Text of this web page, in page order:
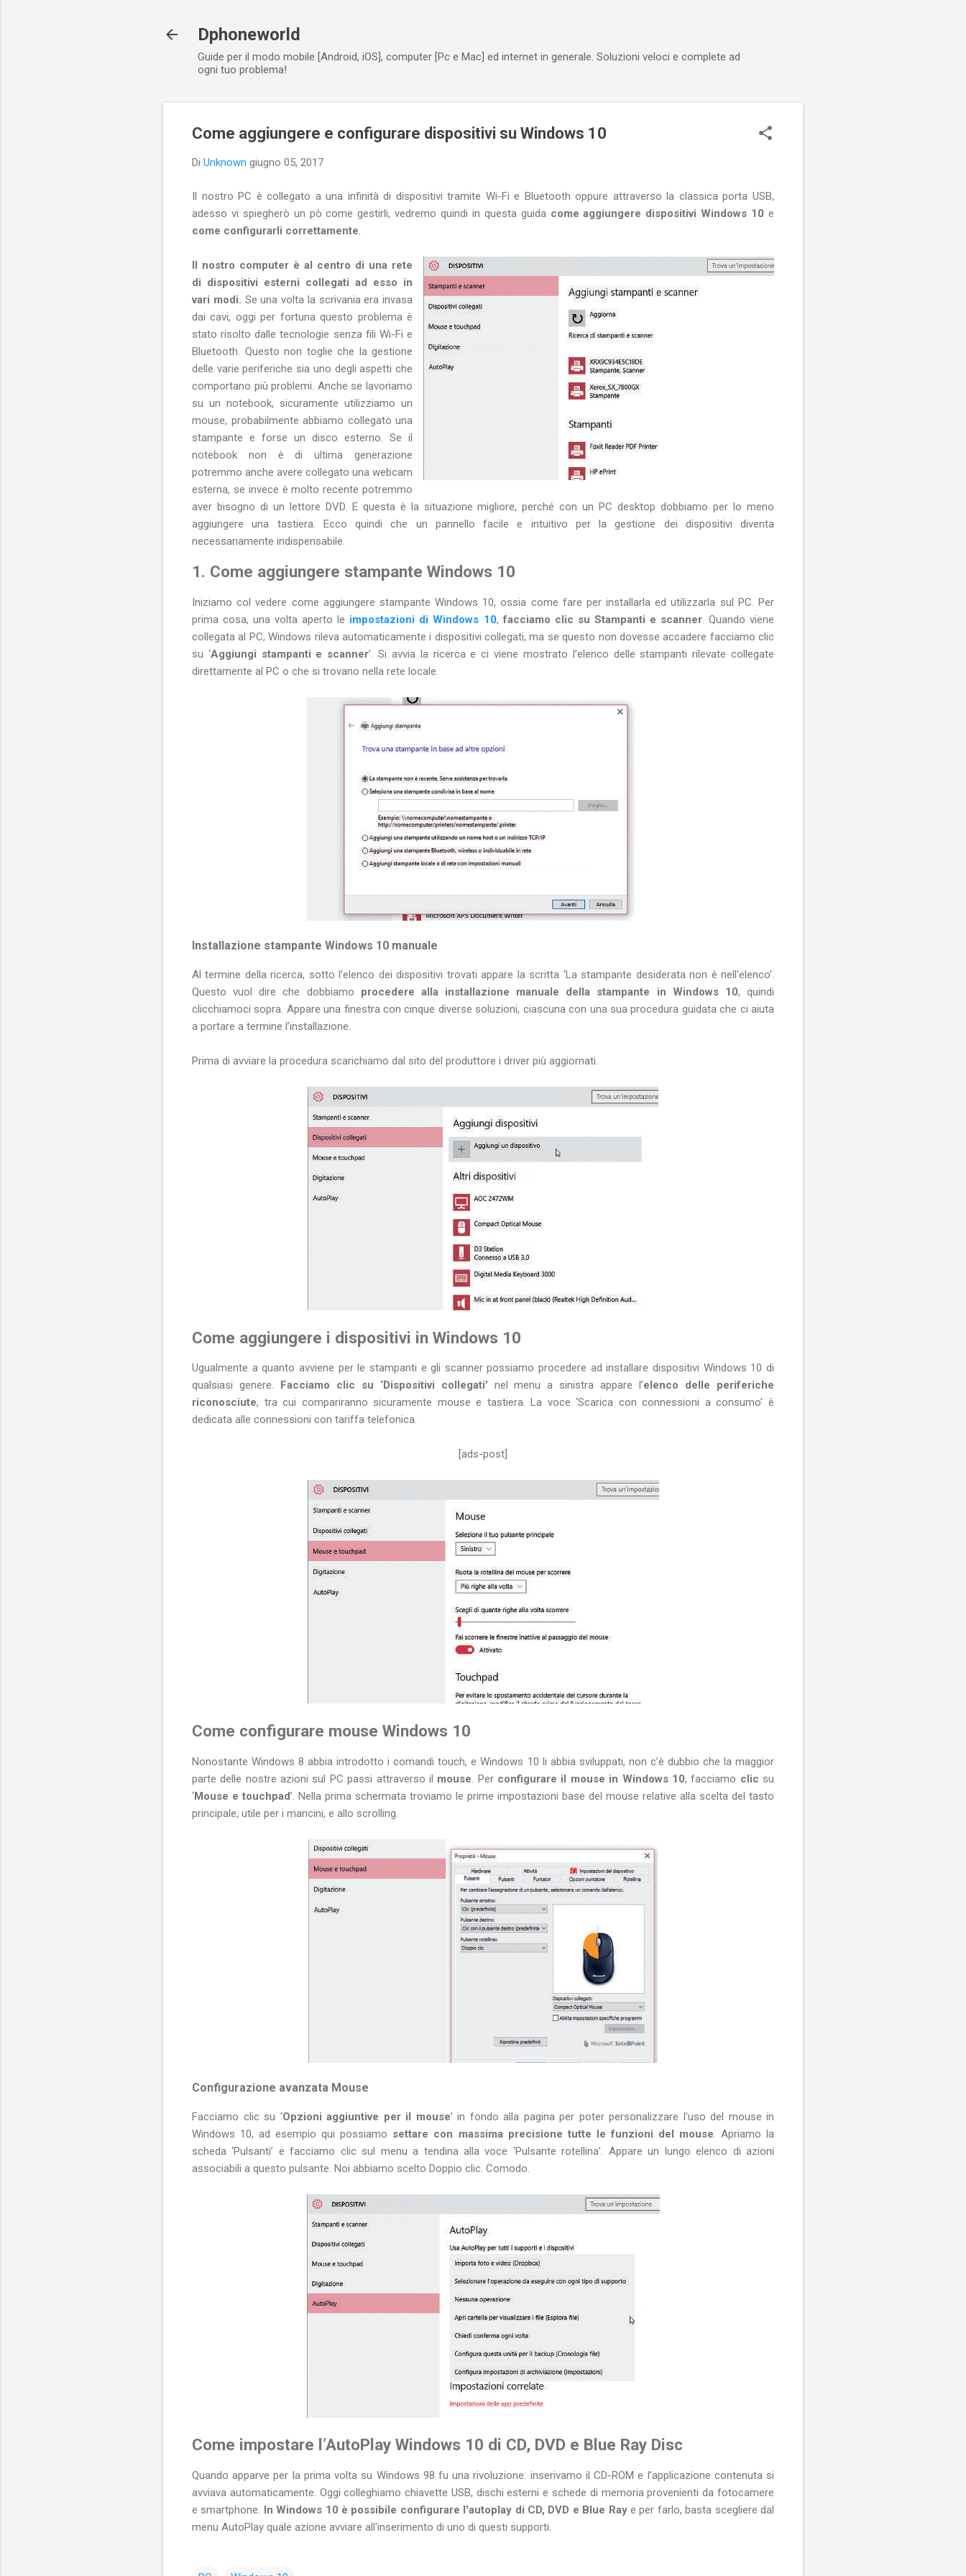
Dphoneworld
Guide per il modo mobile [Android, iOS], computer [Pc e Mac] ed internet in generale. Soluzioni veloci e complete ad
ogni tuo problema!
Come aggiungere e configurare dispositivi su Windows 10
Di Unknown giugno 05, 2017
Il nostro PC è collegato a una infinità di dispositivi tramite Wi-Fi e Bluetooth oppure attraverso la classica porta USB,
adesso vi spiegherò un pò come gestirli, vedremo quindi in questa guida come aggiungere dispositivi Windows 10 e
come configurarli correttamente
Il nostro computer è al centro di una rete
di dispositivi esterni collegati ad esso in
vari modi. Se una volta la scrivania era invasa
dai cavi, oggi per fortuna questo problema è
stato risolto dalle tecnologie senza fili Wi-Fi e
Bluetooth. Questo non toglie che la gestione
delle varie periferiche sia uno degli aspetti che
comportano più problemi. Anche se lavoriamo
su un notebook, sicuramente utilizziamo un
mouse, probabilmente abbiamo collegato una
stampante e forse un disco esterno. Se il
notebook non è di ultima generazione
potremmo anche avere collegato una webcam
esterna, se invece è molto recente potremmo
aver bisogno di un lettore DVD. E questa è la situazione migliore, perché con un PC desktop dobbiamo per lo meno
aggiungere una tastiera. Ecco quindi che un pannello facile e intuitivo per la gestione dei dispositivi diventa
necessariamente indispensabile.
1. Come aggiungere stampante Windows 10
Iniziamo col vedere come aggiungere stampante Windows 10, ossia come fare per installarla ed utilizzarla sul PC. Per
prima cosa, una volta aperto le impostazioni di Windows 10,facciamo clic su Stampanti e scanner. Quando viene
collegata al PC, Windows rileva automaticamente i dispositivi collegati, ma se questo non dovesse accadere facciamo clic
su ‘Aggiungi stampanti e scanner’. Si avvia la ricerca e ci viene mostrato l’elenco delle stampanti rilevate collegate
direttamente al PC o che si trovano nella rete locale.
Installazione stampante Windows 10 manuale
Al termine della ricerca, sotto l’elenco dei dispositivi trovati appare la scritta ‘La stampante desiderata non è nell'elenco’.
Questo vuol dire che dobbiamo procedere alla installazione manuale della stampante in Windows 10, quindi
clicchiamoci sopra. Appare una finestra con cinque diverse soluzioni, ciascuna con una sua procedura guidata che ci aiuta
a portare a termine l’installazione.
Prima di avviare la procedura scarichiamo dal sito del produttore i driver più aggiornati.
Come aggiungere i dispositivi in Windows 10
Ugualmente a quanto avviene per le stampanti e gli scanner possiamo procedere ad installare dispositivi Windows 10 di
qualsiasi genere. Facciamo clic su ‘Dispositivi collegati’ nel menu a sinistra appare l’elenco delle periferiche
riconosciute, tra cui compariranno sicuramente mouse e tastiera. La voce ‘Scarica con connessioni a consumo’ è
dedicata alle connessioni con tariffa telefonica.
[ads-post]
Come configurare mouse Windows 10
Nonostante Windows 8 abbia introdotto i comandi touch, e Windows 10 li abbia sviluppati, non c’è dubbio che la maggior
parte delle nostre azioni sul PC passi attraverso il mouse . Per configurare il mouse in Windows 10, facciamo clic su
‘Mouse e touchpad’. Nella prima schermata troviamo le prime impostazioni base del mouse relative alla scelta del tasto
principale, utile per i mancini, e allo scrolling.
Configurazione avanzata Mouse
Facciamo clic su ‘Opzioni aggiuntive per il mouse’ in fondo alla pagina per poter personalizzare l'uso del mouse in
Windows 10, ad esempio qui possiamo settare con massima precisione tutte le funzioni del mouse . Apriamo la
scheda ‘Pulsanti’ e facciamo clic sul menu a tendina alla voce ‘Pulsante rotellina’. Appare un lungo elenco di azioni
associabili a questo pulsante. Noi abbiamo scelto Doppio clic. Comodo.
Come impostare l’AutoPlay Windows 10 di CD, DVD e Blue Ray Disc
Quando apparve per la prima volta su Windows 98 fu una rivoluzione: inserivamo il CD-ROM e l’applicazione contenuta si
avviava automaticamente. Oggi colleghiamo chiavette USB, dischi esterni e schede di memoria provenienti da fotocamere
e smartphone. In Windows 10 è possibile configurare l'autoplay di CD, DVD e Blue Raye per farlo, basta scegliere dal
menu AutoPlay quale azione avviare all'inserimento di uno di questi supporti.